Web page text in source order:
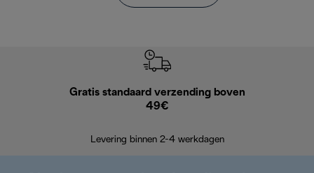
Gratis standaard verzending boven
49€
Levering binnen 2-4 werkdagen